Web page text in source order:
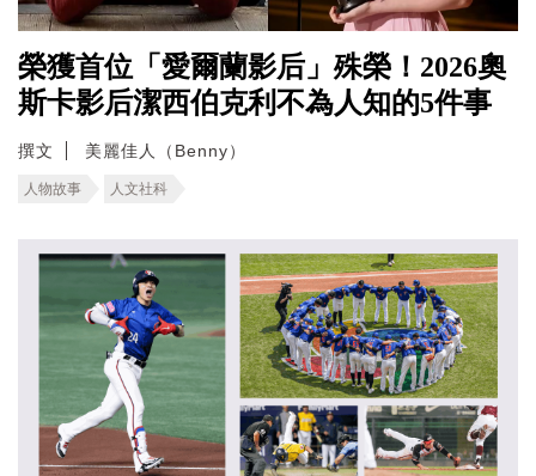
榮獲首位「愛爾蘭影后」殊榮！2026奧
斯卡影后潔西伯克利不為人知的5件事
撰文 美麗佳人（Benny）
人物故事 人文社科